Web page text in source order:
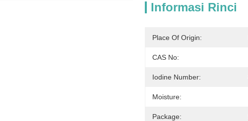
Informasi Rinci
Place Of Origin:
CAS No:
Iodine Number:
Moisture:
Package: